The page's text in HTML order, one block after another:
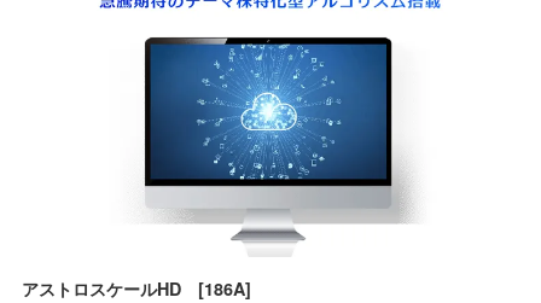
アストロスケールHD [186A]